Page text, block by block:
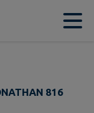
816